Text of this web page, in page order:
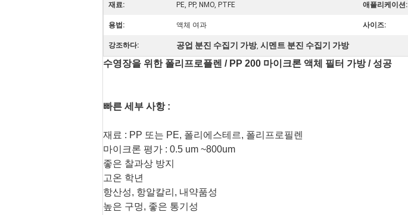
재료: PE, PP, NMO, PTFE 애플리케이션:
용법: 액체 여과 사이즈:
강조하다: 공업 분진 수집기 가방, 시멘트 분진 수집기 가방
수영장을 위한 폴리프로플렌 / PP 200 마이크론 액체 필터 가방 / 성공
빠른 세부 사항 :
재료 : PP 또는 PE, 폴리에스테르, 폴리프로필렌
마이크론 평가 : 0.5 um ~800um
좋은 찰과상 방지
고온 학년
항산성, 항알칼리, 내약품성
높은 구멍, 좋은 통기성